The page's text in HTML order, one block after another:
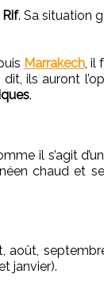
. Sa situation
Marrakech, il
ils auront
.
il s’agit
chaud et
août,
janvier).